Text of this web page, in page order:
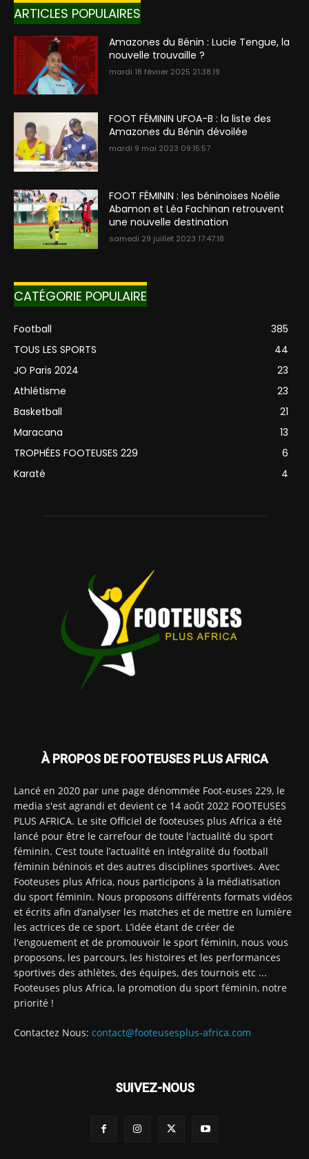
ARTICLES POPULAIRES
Amazones du Bénin : Lucie Tengue, la
nouvelle trouvaille ?
mardi 18 février 2025 21:38:19
FOOT FÉMININ UFOA-B : la liste des
Amazones du Bénin dévoilée
mardi 9 mai 2023 09:15:57
FOOT FÉMININ : les béninoises Noélie
Abamon et Léa Fachinan retrouvent
une nouvelle destination
samedi 29 juillet 2023 17:47:18
CATÉGORIE POPULAIRE
Football
385
TOUS LES SPORTS
44
JO Paris 2024
23
Athlétisme
23
Basketball
21
Maracana
13
TROPHÉES FOOTEUSES 229
6
Karaté
4
À PROPOS DE FOOTEUSES PLUS AFRICA
Lancé en 2020 par une page dénommée Foot-euses 229, le
media s'est agrandi et devient ce 14 août 2022 FOOTEUSES
PLUS AFRICA. Le site Officiel de footeuses plus Africa a été
lancé pour être le carrefour de toute l'actualité du sport
féminin. C’est toute l’actualité en intégralité du football
féminin béninois et des autres disciplines sportives. Avec
Footeuses plus Africa, nous participons à la médiatisation
du sport féminin. Nous proposons différents formats vidéos
et écrits afin d’analyser les matches et de mettre en lumière
les actrices de ce sport. L’idée étant de créer de
l'engouement et de promouvoir le sport féminin, nous vous
proposons, les parcours, les histoires et les performances
sportives des athlètes, des équipes, des tournois etc ...
Footeuses plus Africa, la promotion du sport féminin, notre
priorité !
Contactez Nous: contact@footeusesplus-africa.com
SUIVEZ-NOUS